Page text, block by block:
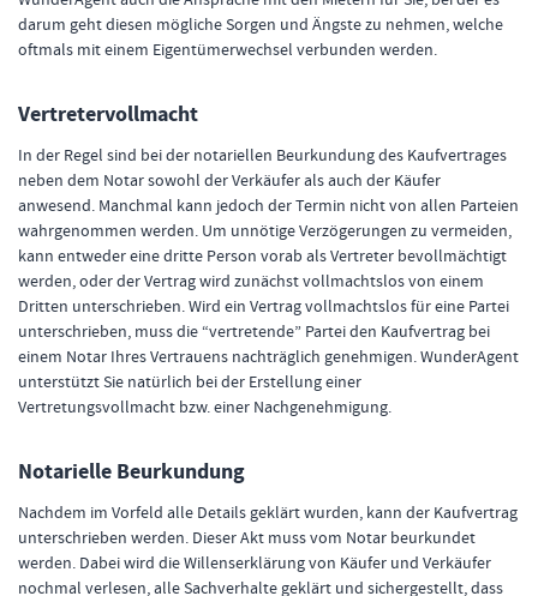
darum geht diesen mögliche Sorgen und Ängste zu nehmen, welche
oftmals mit einem Eigentümerwechsel verbunden werden.
Vertretervollmacht
In der Regel sind bei der notariellen Beurkundung des Kaufvertrages
neben dem Notar sowohl der Verkäufer als auch der Käufer
anwesend. Manchmal kann jedoch der Termin nicht von allen Parteien
wahrgenommen werden. Um unnötige Verzögerungen zu vermeiden,
kann entweder eine dritte Person vorab als Vertreter bevollmächtigt
werden, oder der Vertrag wird zunächst vollmachtslos von einem
Dritten unterschrieben. Wird ein Vertrag vollmachtslos für eine Partei
unterschrieben, muss die “vertretende” Partei den Kaufvertrag bei
einem Notar Ihres Vertrauens nachträglich genehmigen. WunderAgent
unterstützt Sie natürlich bei der Erstellung einer
Vertretungsvollmacht bzw. einer Nachgenehmigung.
Notarielle Beurkundung
Nachdem im Vorfeld alle Details geklärt wurden, kann der Kaufvertrag
unterschrieben werden. Dieser Akt muss vom Notar beurkundet
werden. Dabei wird die Willenserklärung von Käufer und Verkäufer
nochmal verlesen, alle Sachverhalte geklärt und sichergestellt, dass